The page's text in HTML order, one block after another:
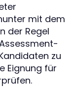
mit dem
der Regel
zu
Eignung für